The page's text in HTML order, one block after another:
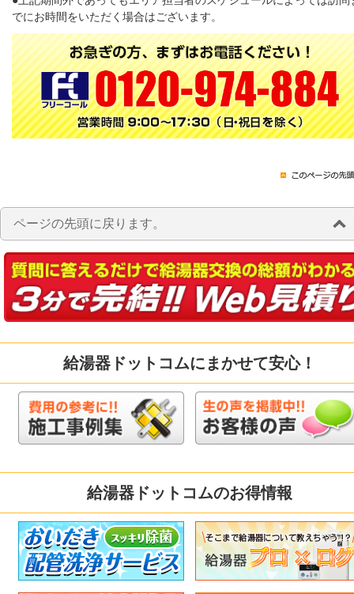
でにお時間をいただく場合はございます。
ページの先頭に戻ります。
給湯器ドットコムにまかせて安心！
給湯器ドットコムのお得情報